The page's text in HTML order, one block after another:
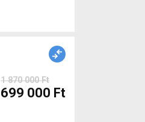
1 870 000 Ft
699 000 Ft